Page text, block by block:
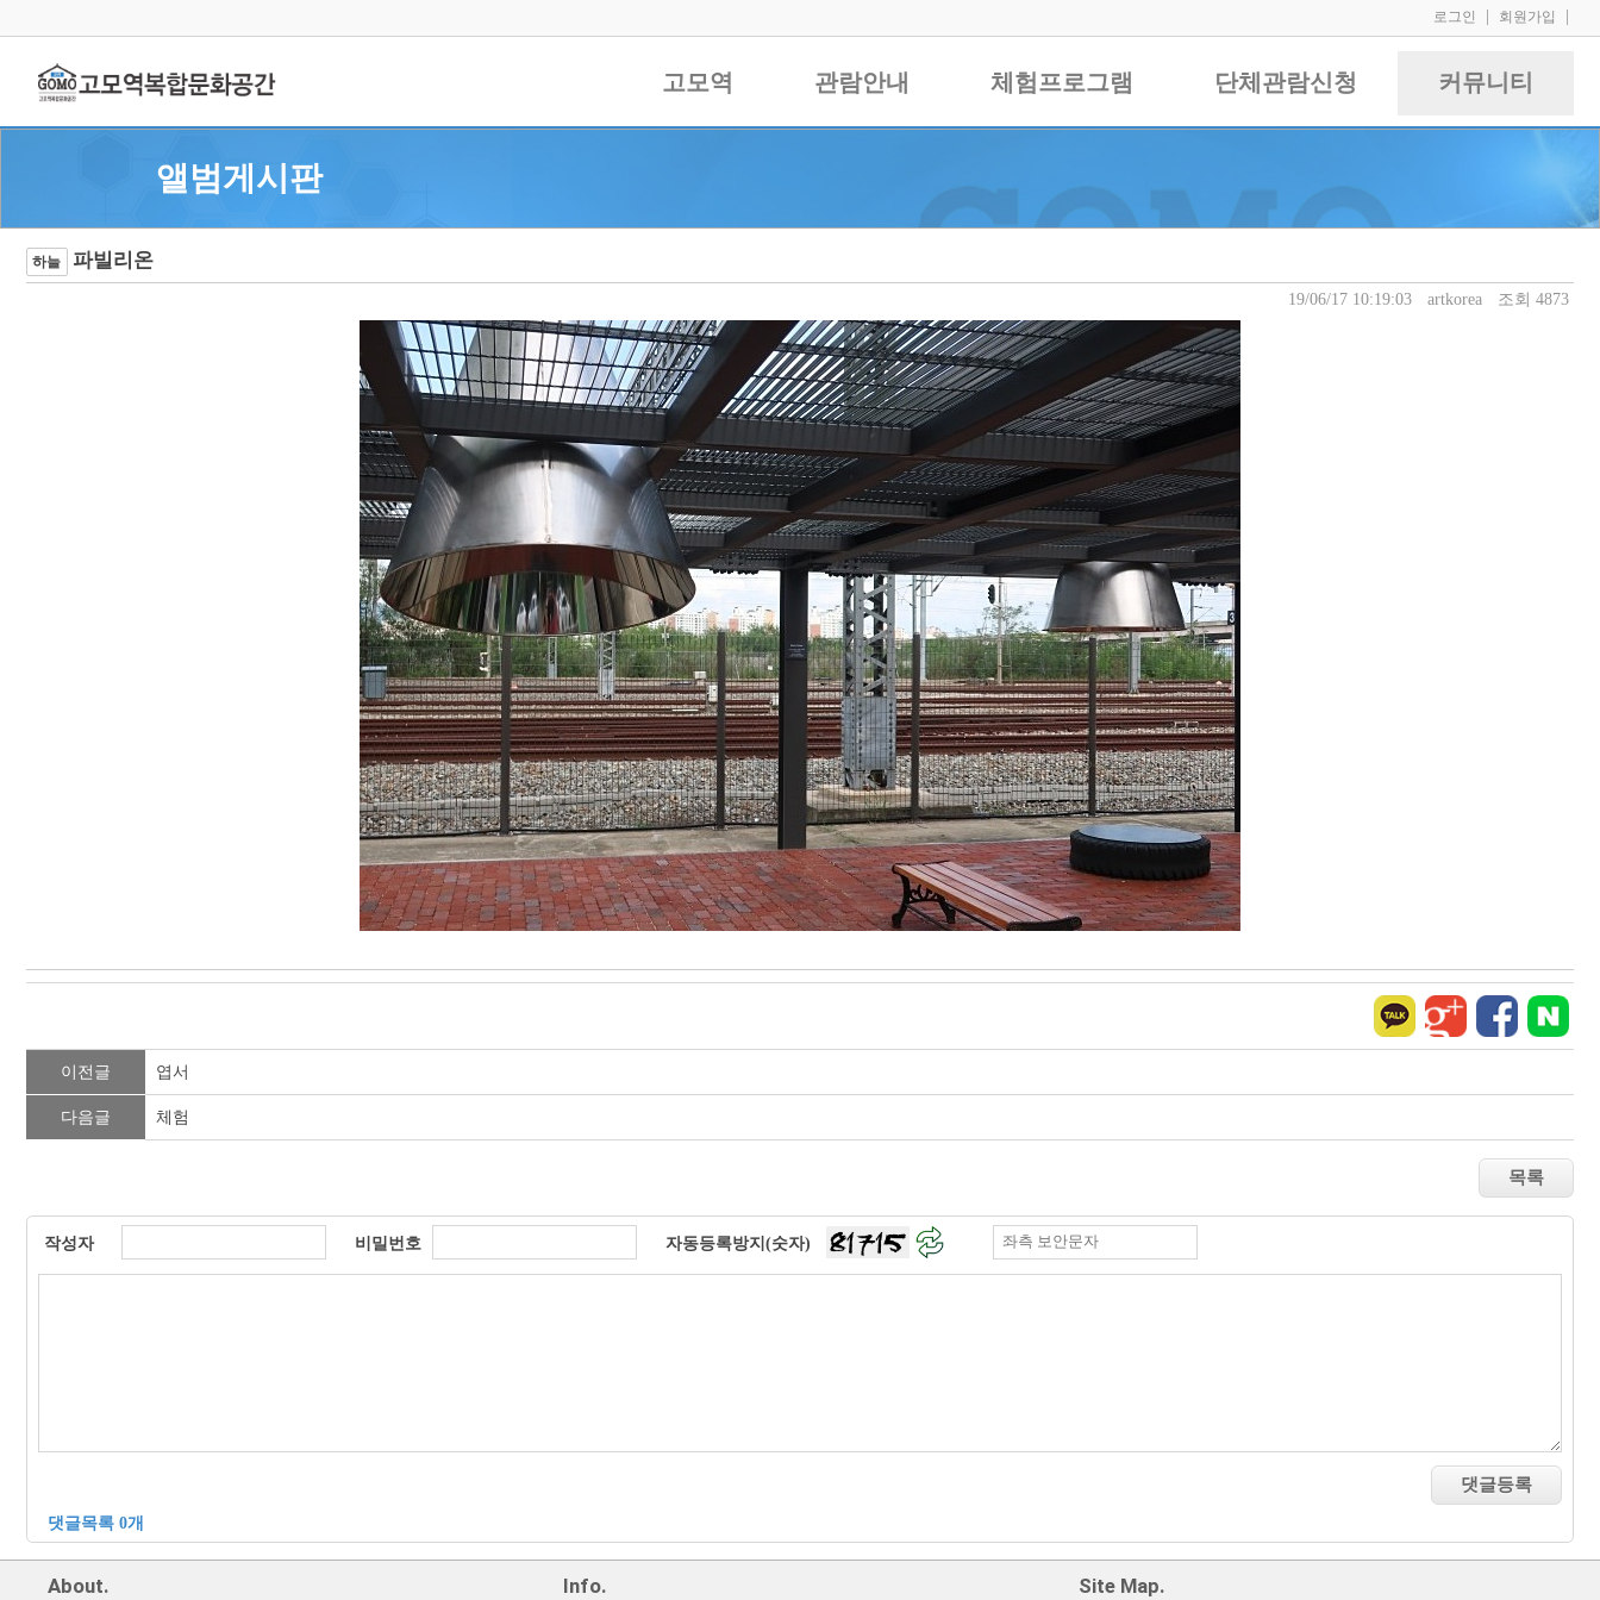
로그인 회원가입
고모역 관람안내 체험프로그램 단체관람신청 커뮤니티
앨범게시판
하늘 파빌리온
19/06/17 10:19:03 artkorea 조회 4873
이전글 엽서
다음글 체험
작성자 비밀번호 자동등록방지(숫자)
댓글목록 0개
About. Info. Site Map.